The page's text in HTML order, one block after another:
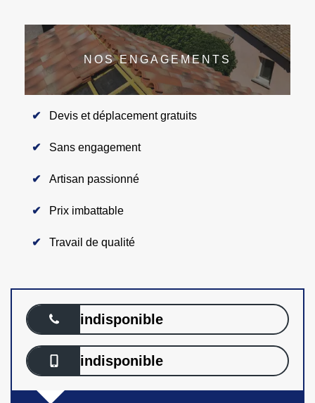
NOS ENGAGEMENTS
Devis et déplacement gratuits
Sans engagement
Artisan passionné
Prix imbattable
Travail de qualité
indisponible
indisponible